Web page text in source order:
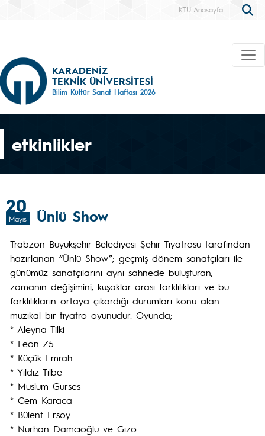
KTÜ Anasayfa
KARADENİZ
TEKNİK ÜNİVERSİTESİ
Bilim Kültür Sanat Haftası 2026
etkinlikler
20
Mayıs Ünlü Show
Trabzon Büyükşehir Belediyesi Şehir Tiyatrosu tarafından
hazırlanan “Ünlü Show”; geçmiş dönem sanatçıları ile
günümüz sanatçılarını aynı sahnede buluşturan,
zamanın değişimini, kuşaklar arası farklılıkları ve bu
farklılıkların ortaya çıkardığı durumları konu alan
müzikal bir tiyatro oyunudur. Oyunda;
* Aleyna Tilki
* Leon Z5
* Küçük Emrah
* Yıldız Tilbe
* Müslüm Gürses
* Cem Karaca
* Bülent Ersoy
* Nurhan Damcıoğlu ve Gizo